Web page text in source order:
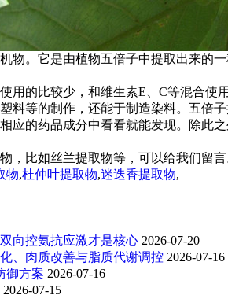
物。它是由植物五倍子中提取出来
用的比较少，和维生素E、C等混合
料等的制作，还能于制造染料。五倍
应的药品成分中看看就能发现。除此
，比如丝兰提取物等，可以给我们留言
物,杜仲叶提取物,迷迭香提取物,
向控氨抗应激才是核心 2026-07-20
、肉质改善与脂质代谢调控 2026-07-16
御方案 2026-07-16
2026-07-15